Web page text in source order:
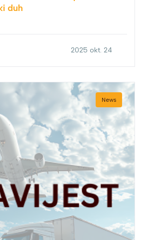
duh
2025 okt. 24
News